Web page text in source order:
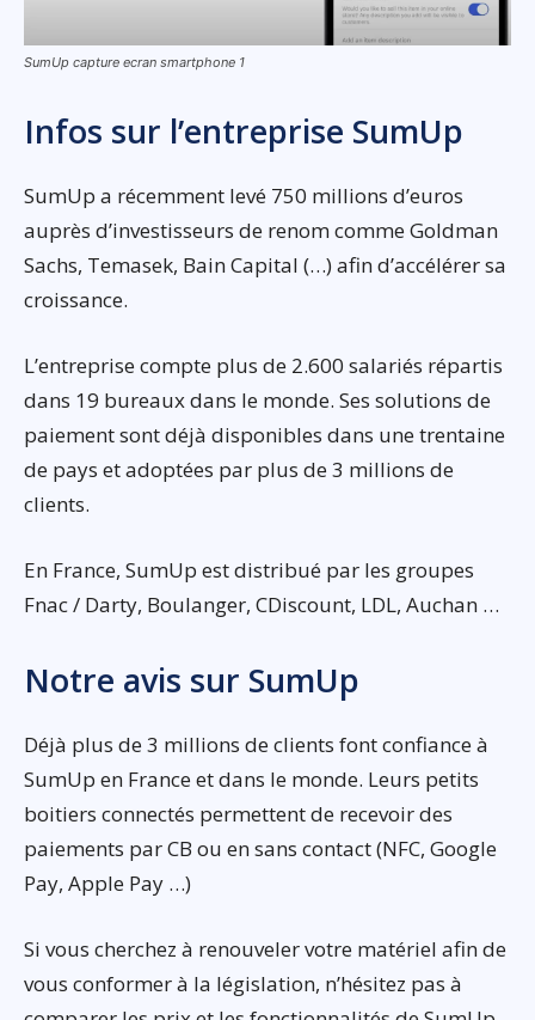
SumUp capture ecran smartphone 1
Infos sur l’entreprise SumUp
SumUp a récemment levé 750 millions d’euros
auprès d’investisseurs de renom comme Goldman
Sachs, Temasek, Bain Capital (…) afin d’accélérer sa
croissance.
L’entreprise compte plus de 2.600 salariés répartis
dans 19 bureaux dans le monde. Ses solutions de
paiement sont déjà disponibles dans une trentaine
de pays et adoptées par plus de 3 millions de
clients.
En France, SumUp est distribué par les groupes
Fnac / Darty, Boulanger, CDiscount, LDL, Auchan …
Notre avis sur SumUp
Déjà plus de 3 millions de clients font confiance à
SumUp en France et dans le monde. Leurs petits
boitiers connectés permettent de recevoir des
paiements par CB ou en sans contact (NFC, Google
Pay, Apple Pay …)
Si vous cherchez à renouveler votre matériel afin de
vous conformer à la législation, n’hésitez pas à